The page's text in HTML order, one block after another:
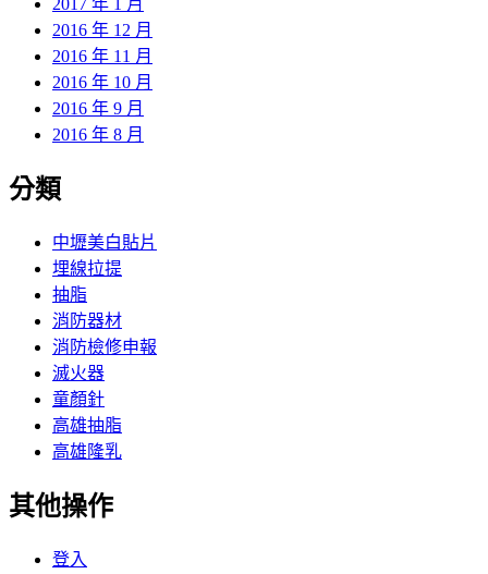
2017 年 1 月
2016 年 12 月
2016 年 11 月
2016 年 10 月
2016 年 9 月
2016 年 8 月
分類
中壢美白貼片
埋線拉提
抽脂
消防器材
消防檢修申報
滅火器
童顏針
高雄抽脂
高雄隆乳
其他操作
登入